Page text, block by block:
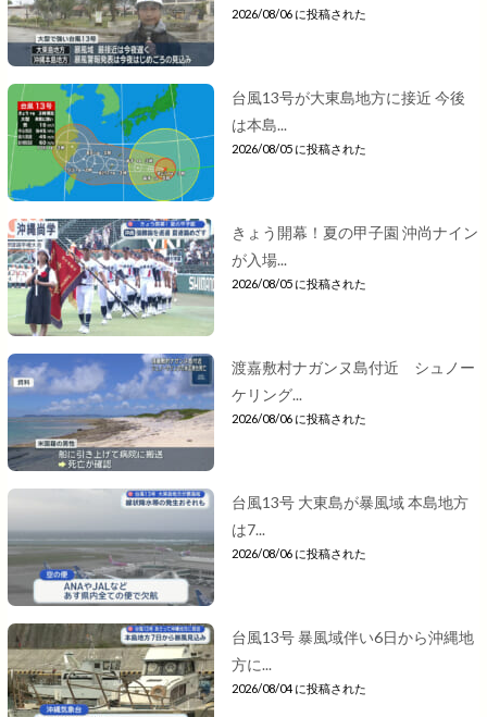
2026/08/06 に投稿された
台風13号が大東島地方に接近 今後
は本島...
2026/08/05 に投稿された
きょう開幕！夏の甲子園 沖尚ナイン
が入場...
2026/08/05 に投稿された
渡嘉敷村ナガンヌ島付近 シュノー
ケリング...
2026/08/06 に投稿された
台風13号 大東島が暴風域 本島地方
は7...
2026/08/06 に投稿された
台風13号 暴風域伴い6日から沖縄地
方に...
2026/08/04 に投稿された